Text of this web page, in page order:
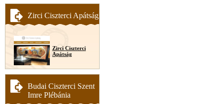
Zirci Ciszterci Apátság
Zirci Ciszterci
Apátság
Budai Ciszterci Szent
Imre Plébánia